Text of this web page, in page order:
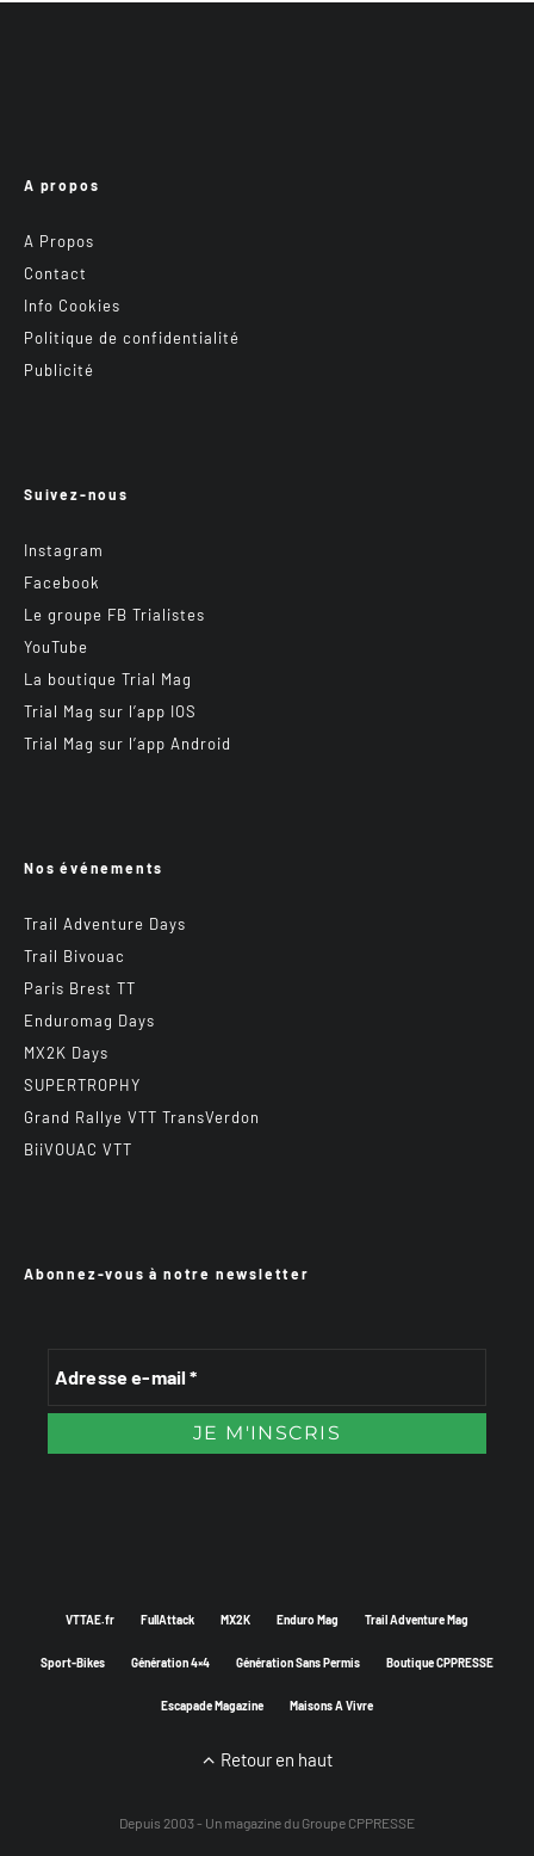
A propos
A Propos
Contact
Info Cookies
Politique de confidentialité
Publicité
Suivez-nous
Instagram
Facebook
Le groupe FB Trialistes
YouTube
La boutique Trial Mag
Trial Mag sur l’app IOS
Trial Mag sur l’app Android
Nos événements
Trail Adventure Days
Trail Bivouac
Paris Brest TT
Enduromag Days
MX2K Days
SUPERTROPHY
Grand Rallye VTT TransVerdon
BiiVOUAC VTT
Abonnez-vous à notre newsletter
VTTAE.fr FullAttack MX2K Enduro Mag Trail Adventure Mag
Sport-Bikes Génération 4×4 Génération Sans Permis Boutique CPPRESSE
Escapade Magazine Maisons A Vivre
Retour en haut
Depuis 2003 - Un magazine du Groupe CPPRESSE